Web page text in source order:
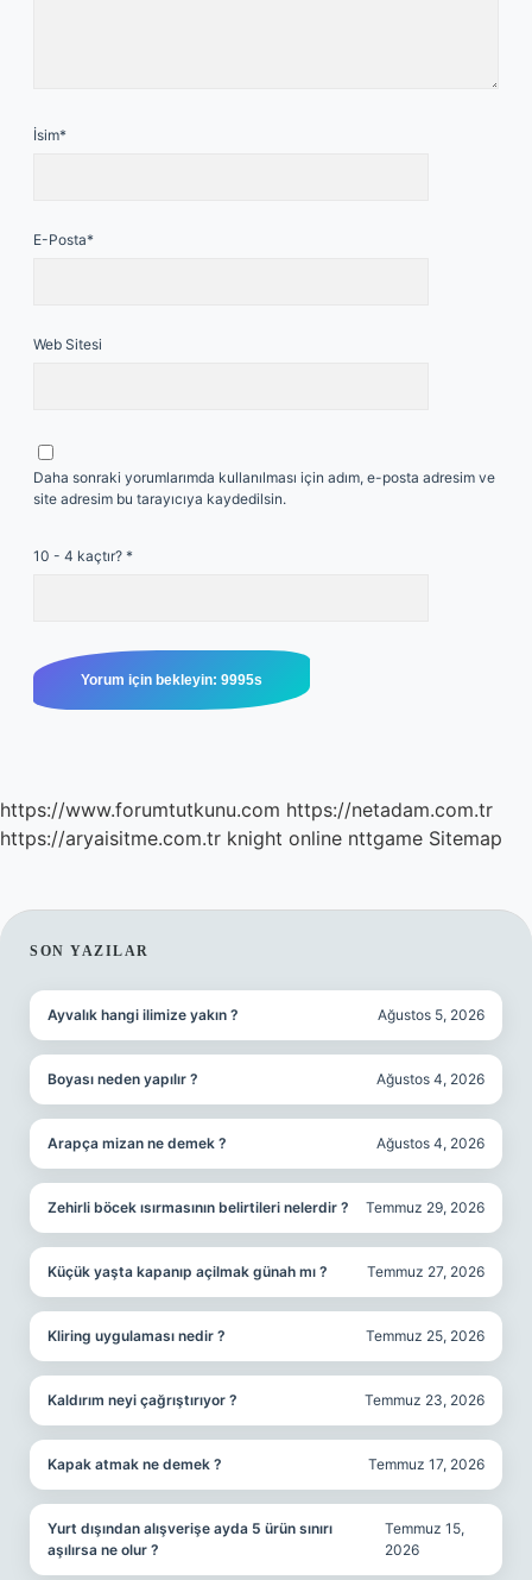
İsim*
E-Posta*
Web Sitesi
Daha sonraki yorumlarımda kullanılması için adım, e-posta adresim ve
site adresim bu tarayıcıya kaydedilsin.
10 - 4 kaçtır? *
https://www.forumtutkunu.com https://netadam.com.tr
https://aryaisitme.com.tr knight online nttgame Sitemap
SIDEBAR
SON YAZILAR
Ayvalık hangi ilimize yakın ? Ağustos 5, 2026
Boyası neden yapılır ? Ağustos 4, 2026
Arapça mizan ne demek ? Ağustos 4, 2026
Zehirli böcek ısırmasının belirtileri nelerdir ? Temmuz 29, 2026
Küçük yaşta kapanıp açilmak günah mı ? Temmuz 27, 2026
Kliring uygulaması nedir ? Temmuz 25, 2026
Kaldırım neyi çağrıştırıyor ? Temmuz 23, 2026
Kapak atmak ne demek ? Temmuz 17, 2026
Yurt dışından alışverişe ayda 5 ürün sınırı
aşılırsa ne olur ?
Temmuz 15,
2026